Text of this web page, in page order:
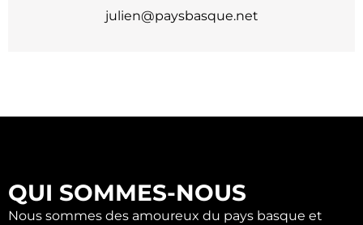
julien@paysbasque.net
QUI SOMMES-NOUS
Nous sommes des amoureux du pays basque et